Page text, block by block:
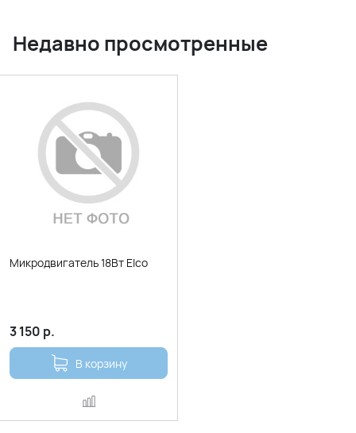
Недавно просмотренные
Микродвигатель 18Вт Elco
3 150 р.
В корзину